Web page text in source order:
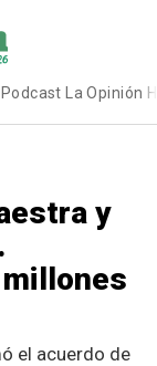
Podcast La Opinión
y
el acuerdo de